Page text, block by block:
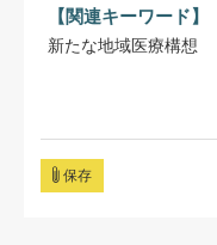
【関連キーワード】
新たな地域医療構想
保存